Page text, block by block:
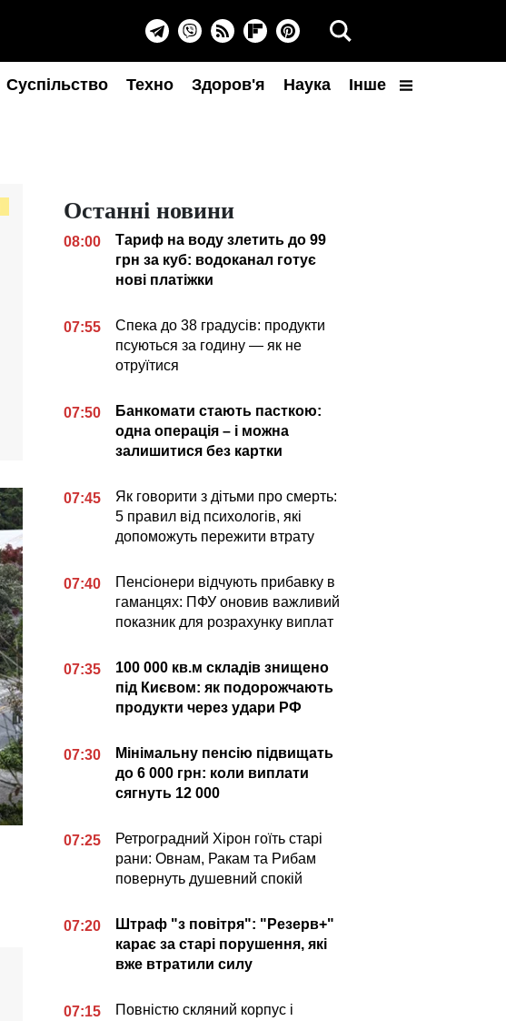
Суспільство Техно Здоров'я Наука Інше
Останні новини
08:00
Тариф на воду злетить до 99
грн за куб: водоканал готує
нові платіжки
07:55
Спека до 38 градусів: продукти
псуються за годину — як не
отруїтися
07:50
Банкомати стають пасткою:
одна операція – і можна
залишитися без картки
07:45
Як говорити з дітьми про смерть:
5 правил від психологів, які
допоможуть пережити втрату
07:40
Пенсіонери відчують прибавку в
гаманцях: ПФУ оновив важливий
показник для розрахунку виплат
07:35
100 000 кв.м складів знищено
під Києвом: як подорожчають
продукти через удари РФ
07:30
Мінімальну пенсію підвищать
до 6 000 грн: коли виплати
сягнуть 12 000
07:25
Ретроградний Хірон гоїть старі
рани: Овнам, Ракам та Рибам
повернуть душевний спокій
07:20
Штраф "з повітря": "Резерв+"
карає за старі порушення, які
вже втратили силу
07:15
Повністю скляний корпус і